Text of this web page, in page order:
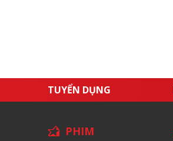
TUYỂN DỤNG
PHIM